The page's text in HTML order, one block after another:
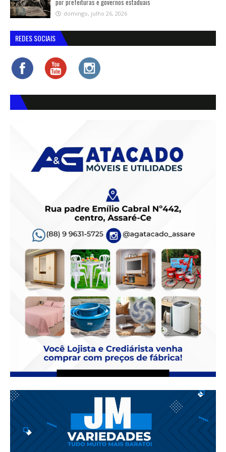
por prefeituras e governos estaduais
domingo, julho 26, 2026
REDES SOCIAIS